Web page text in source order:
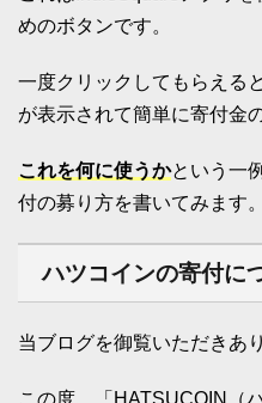
めのボタンです。
一度クリックしてもらえる
が表示されて簡単に寄付金
これを何に使うかという一
付の募り方を書いてみます。
ハツコインの寄付に
当ブログを御覧いただきあ
この度、「HATSUCOIN（